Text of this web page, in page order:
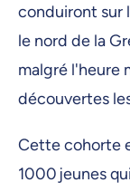
conduiront sur
le nord de la
malgré l'heure
découvertes
Cette cohorte
1000 jeunes